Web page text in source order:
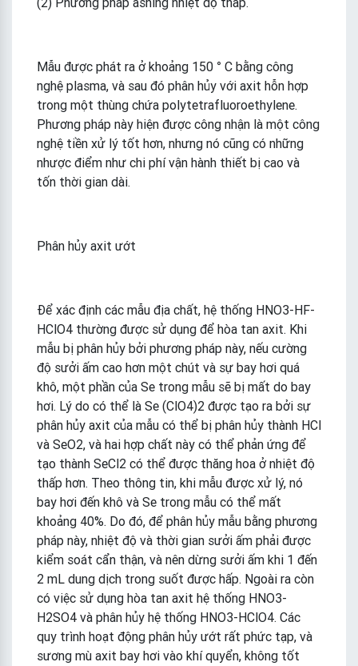
Mẫu được phát ra ở khoảng 150 ° C bằng công
nghệ plasma, và sau đó phân hủy với axit hỗn hợp
trong một thùng chứa polytetrafluoroethylene.
Phương pháp này hiện được công nhận là một công
nghệ tiền xử lý tốt hơn, nhưng nó cũng có những
nhược điểm như chi phí vận hành thiết bị cao và
tốn thời gian dài.
Phân hủy axit ướt
Để xác định các mẫu địa chất, hệ thống HNO3-HF-
HClO4 thường được sử dụng để hòa tan axit. Khi
mẫu bị phân hủy bởi phương pháp này, nếu cường
độ sưởi ấm cao hơn một chút và sự bay hơi quá
khô, một phần của Se trong mẫu sẽ bị mất do bay
hơi. Lý do có thể là Se (ClO4)2 được tạo ra bởi sự
phân hủy axit của mẫu có thể bị phân hủy thành HCl
và SeO2, và hai hợp chất này có thể phản ứng để
tạo thành SeCl2 có thể được thăng hoa ở nhiệt độ
thấp hơn. Theo thông tin, khi mẫu được xử lý, nó
bay hơi đến khô và Se trong mẫu có thể mất
khoảng 40%. Do đó, để phân hủy mẫu bằng phương
pháp này, nhiệt độ và thời gian sưởi ấm phải được
kiểm soát cẩn thận, và nên dừng sưởi ấm khi 1 đến
2 mL dung dịch trong suốt được hấp. Ngoài ra còn
có việc sử dụng hòa tan axit hệ thống HNO3-
H2SO4 và phân hủy hệ thống HNO3-HClO4. Các
quy trình hoạt động phân hủy ướt rất phức tạp, và
sương mù axit bay hơi vào khí quyển, không tốt